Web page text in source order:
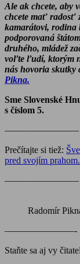
Ale ak chcete, aby
chcete mať radosť
kamarátovi, rodina
podporovaná
druhého, mládež
voľte ľudí, ktorým
nás hovoria skutky
Pikna.
Sme Slovenské
s číslom 5.
————————
Prečítajte si tiež:
pred svojím
————————
Radomír
———————–-
Staňte sa aj vy